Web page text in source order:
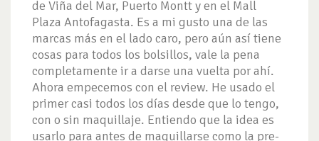
de Viña del Mar, Puerto Montt y en el Mall
Plaza Antofagasta. Es a mi gusto una de las
marcas más en el lado caro, pero aún así tiene
cosas para todos los bolsillos, vale la pena
completamente ir a darse una vuelta por ahí.
Ahora empecemos con el review. He usado el
primer casi todos los días desde que lo tengo,
con o sin maquillaje. Entiendo que la idea es
usarlo para antes de maquillarse como la pre-